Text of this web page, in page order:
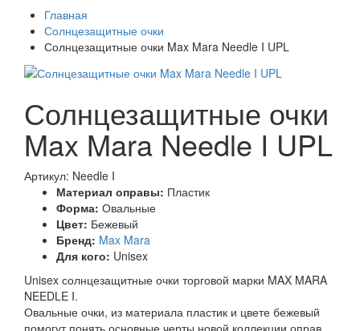
Главная
Солнцезащитные очки
Солнцезащитные очки Max Mara Needle I UPL
Солнцезащитные очки
Max Mara Needle I UPL
Артикул: Needle I
Материал оправы: Пластик
Форма: Овальные
Цвет: Бежевый
Бренд: Max Mara
Для кого: Unisex
Unisex солнцезащитные очки торговой марки MAX MARA
NEEDLE I.
Овальные очки, из материала пластик и цвете бежевый
помогут понять основные черты новой коллекции оправ